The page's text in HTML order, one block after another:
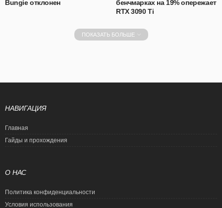
Bungie отклонен
бенчмарках на 19% опережает
RTX 3090 Ti
ПОКАЗАТЬ БОЛЬШЕ
НАВИГАЦИЯ
Главная
Гайды и прохождения
О НАС
Политика конфиденциальности
Условия использования